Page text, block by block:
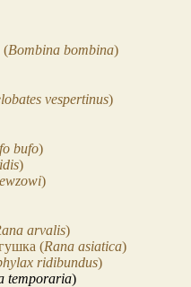
(Bombina bombina)
vespertinus)
bufo)
)
)
arvalis)
(Rana asiatica)
ridibundus)
temporaria)